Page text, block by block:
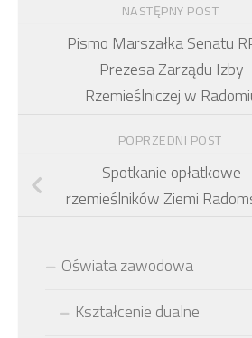
NASTĘPNY POST
Pismo Marszałka Senatu
Prezesa Zarządu Izby
Rzemieślniczej w
POPRZEDNI POST
Spotkanie opłatkowe
rzemieślników Ziemi
Oświata zawodowa
Kształcenie dualne